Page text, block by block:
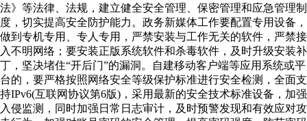
法》等法律、法规，建立健全安全管理、保密管理和应急管理制
度，切实提高安全防护能力。政务新媒体工作要配置专用设备，
做到专机专用、专人专用，严禁安装与工作无关的软件，严禁接
入不明网络；要安装正版系统软件和杀毒软件，及时升级安装补
丁，坚决堵住“开后门”的漏洞。自建移动客户端等应用系统或平
台的，要严格按照网络安全等级保护标准进行安全检测，全面支
持IPv6(互联网协议第6版)，采用最新的安全技术标准设备，加强
入侵监测，同时加强日常日志审计，及时预警发现和有效应对攻